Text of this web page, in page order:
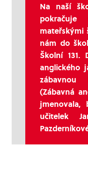
Na naší
pokračuje
mateřskými
nám do
Školní 131.
anglického
zábavnou
(Zábavná
jmenovala,
učitelek